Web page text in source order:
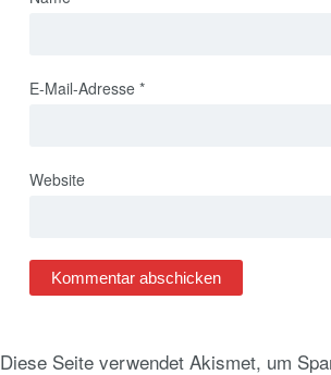
E-Mail-Adresse *
Website
Diese Seite verwendet Akismet, um